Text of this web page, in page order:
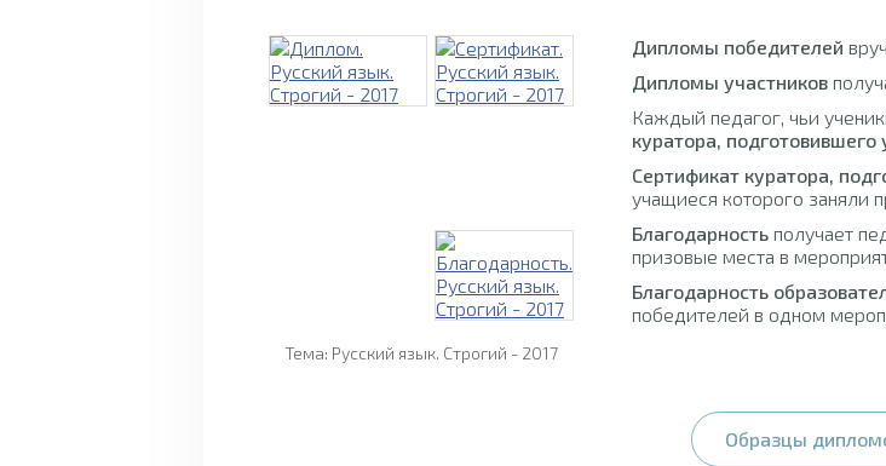
Тема: Русский язык. Строгий - 2017
Дипломы победителей
Дипломы участников
Каждый педагог, чьи
куратора, подготовившего
Сертификат куратора,
учащиеся которого заняли
Благодарность получает
призовые места в
Благодарность
победителей в одном
Образцы